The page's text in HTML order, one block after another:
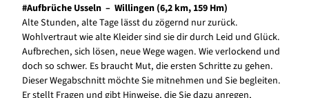
#Aufbrüche Usseln – Willingen (6,2 km, 159 Hm)
Alte Stunden, alte Tage lässt du zögernd nur zurück.
Wohlvertraut wie alte Kleider sind sie dir durch Leid und Glück.
Aufbrechen, sich lösen, neue Wege wagen. Wie verlockend und
doch so schwer. Es braucht Mut, die ersten Schritte zu gehen.
Dieser Wegabschnitt möchte Sie mitnehmen und Sie begleiten.
Er stellt Fragen und gibt Hinweise, die Sie dazu anregen,